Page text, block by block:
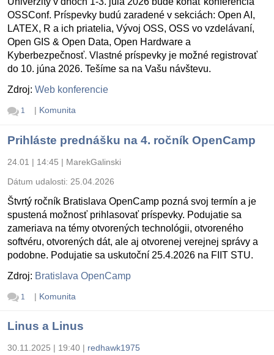
OSSConf. Príspevky budú zaradené v sekciách: Open AI,
LATEX, R a ich priatelia, Vývoj OSS, OSS vo vzdelávaní,
Open GIS & Open Data, Open Hardware a
Kyberbezpečnosť. Vlastné príspevky je možné registrovať
do 10. júna 2026. Tešíme sa na Vašu návštevu.
Zdroj: Web konferencie
1 | Komunita
Prihláste prednášku na 4. ročník OpenCamp
24.01 | 14:45 | MarekGalinski
Dátum udalosti: 25.04.2026
Štvrtý ročník Bratislava OpenCamp pozná svoj termín a je
spustená možnosť prihlasovať príspevky. Podujatie sa
zameriava na témy otvorených technológii, otvoreného
softvéru, otvorených dát, ale aj otvorenej verejnej správy a
podobne. Podujatie sa uskutoční 25.4.2026 na FIIT STU.
Zdroj: Bratislava OpenCamp
1 | Komunita
Linus a Linus
30.11.2025 | 19:40 | redhawk1975